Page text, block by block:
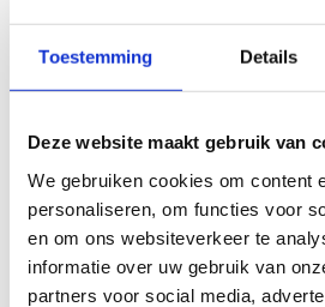
Toestemming Details
Deze website maakt gebruik van
We gebruiken cookies om content
personaliseren, om functies voor
en om ons websiteverkeer te
informatie over uw gebruik van
partners voor social media,
en samenwerking.
in een unieke setting!
Ontdek ons scholenaanbod
Lees meer over onze